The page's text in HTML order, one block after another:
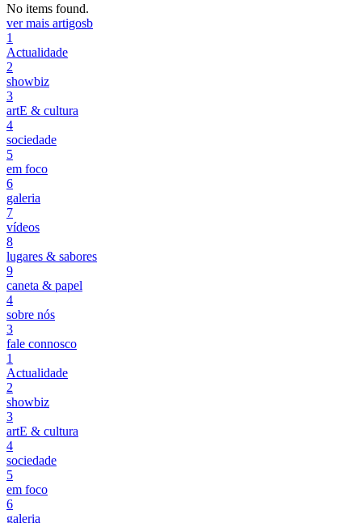
No items found.
ver mais artigosb
1
Actualidade
2
showbiz
3
artE & cultura
4
sociedade
5
em foco
6
galeria
7
vídeos
8
lugares & sabores
9
caneta & papel
4
sobre nós
3
fale connosco
1
Actualidade
2
showbiz
3
artE & cultura
4
sociedade
5
em foco
6
galeria